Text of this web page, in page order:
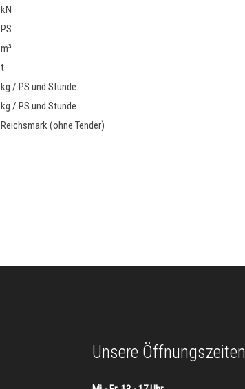
kN
PS
m³
t
kg / PS und Stunde
kg / PS und Stunde
Reichsmark (ohne Tender)
Unsere Öffnungszeiten